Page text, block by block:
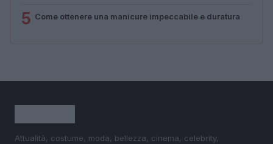
5 Come ottenere una manicure impeccabile e duratura
Attualità, costume, moda, bellezza, cinema, celebrity,